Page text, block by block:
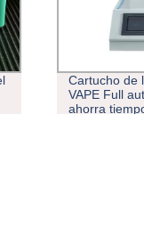
Salida de
electrónico
Llenado